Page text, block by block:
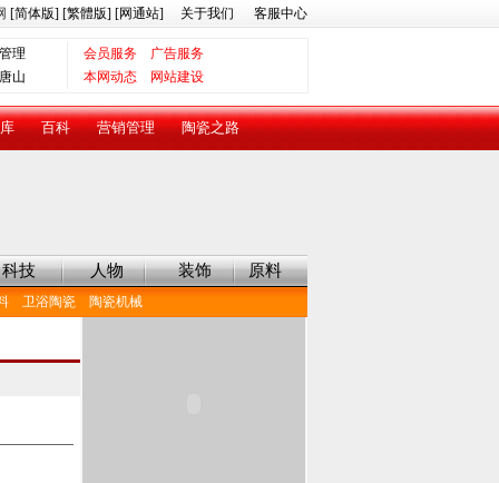
[简体版] [繁體版] [网通站] 关于我们 客服中心
理 会员服务
广告服务
山
本网动态 网站建设
百科 营销管理 陶瓷之路
科技 人物 装饰 原料
卫浴陶瓷 陶瓷机械